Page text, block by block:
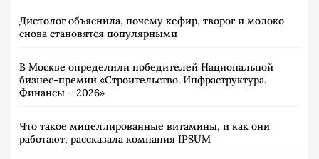
Диетолог объяснила, почему кефир, творог и молоко
снова становятся популярными
В Москве определили победителей Национальной
бизнес-премии «Строительство. Инфраструктура.
Финансы – 2026»
Что такое мицеллированные витамины, и как они
работают, рассказала компания IPSUM